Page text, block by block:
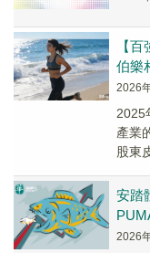
【
伯樂
2026
2025
產業
股東
安踏
2026